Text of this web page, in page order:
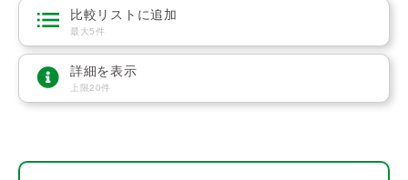
比較リストに追加
最大5件
詳細を表示
上限20件